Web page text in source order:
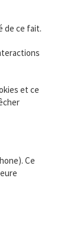
de ce fait.
et ce
Ce